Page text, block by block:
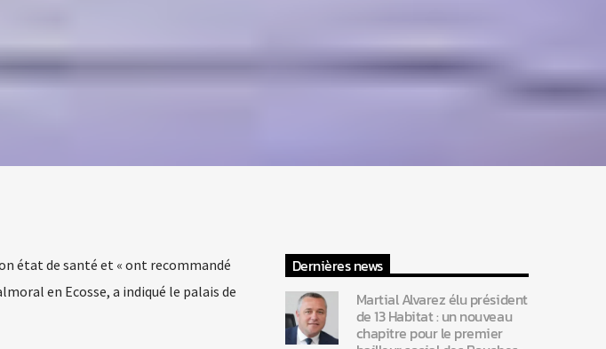
état de santé et « ont recommandé
en Ecosse, a indiqué le palais de
Dernières news
Martial Alvarez élu président
de 13 Habitat : un nouveau
chapitre pour le premier